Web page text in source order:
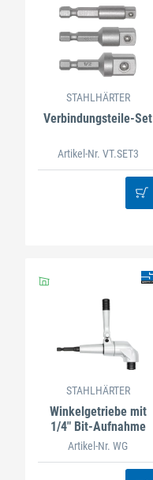
STAHLHÄRTER
Verbindungsteile-Set
Artikel-Nr. VT.SET3
STAHLHÄRTER
Winkelgetriebe mit
1/4" Bit-Aufnahme
Artikel-Nr. WG